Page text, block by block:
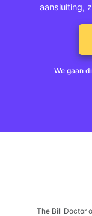
aansluiting,
We gaan
The Bill Doctor